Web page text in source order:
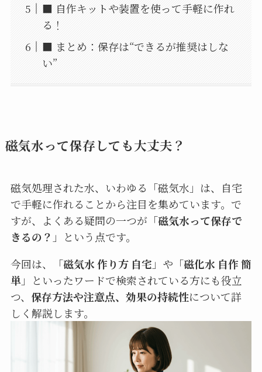
■ 自作キットや装置を使って手軽に作れ
る！
■ まとめ：保存は“できるが推奨はしな
い”
磁気水って保存しても大丈夫？
磁気処理された水、いわゆる「磁気水」は、自宅
で手軽に作れることから注目を集めています。で
すが、よくある疑問の一つが「磁気水って保存で
きるの？ 」という点です。
今回は、「磁気水 作り方 自宅 」や「磁化水 自作 簡
単」といったワードで検索されている方にも役立
つ、 保存方法や注意点、効果の持続性について詳
しく解説します。